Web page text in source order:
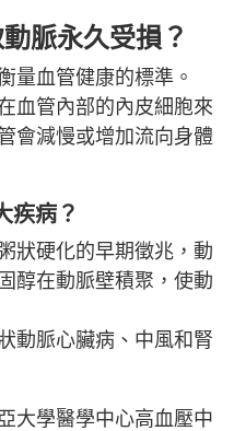
脈永久受損？
量血管健康的標準。
血管內部的內皮細胞來
會減慢或增加流向身體
疾病？
狀硬化的早期徵兆，動
醇在動脈壁積聚，使動
動脈心臟病、中風和腎
大學醫學中心高血壓中